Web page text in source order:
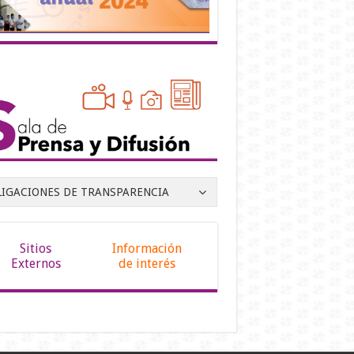
DE TRANSPARENCIA
Sitios
Externos
Información
de interés